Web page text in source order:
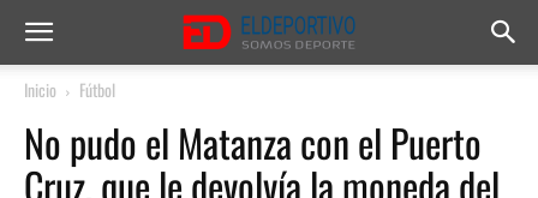
Inicio Fútbol
No pudo el Matanza con el Puerto
Cruz, que le devolvía la moneda del